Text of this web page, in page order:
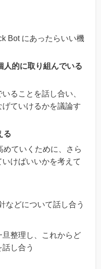
Bot にあったらいい機
的に取り組んでいる
ることを話し合い、
ていけるかを議論す
る
ていくために、さら
けばいいかを考えて
などについて話し合う
整理し、これからど
し合う